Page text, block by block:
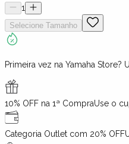
1
Selecione Tamanho
Primeira vez na Yamaha Store?
10% OFF na 1ª CompraUse o
Categoria Outlet com 20% OFF